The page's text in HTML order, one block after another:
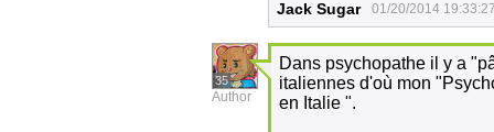
Jack Sugar 01/20/2014
35
Author
Dans psychopathe il y a
italiennes d'où mon
en Italie ".